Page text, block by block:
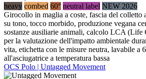
heavy combed 60° neutral label NEW 2026
Girocollo in maglia a coste, fascia del colletto
su tono, tocco morbido, produzione vegana
sostanze ausiliarie animali, calcolo LCA (Life
per la valutazione dell'impatto ambientale
vita, etichetta con le misure neutra, lavabile a
all'asciugatrice a temperatura bassa
OCS Polo | Untagged Movement